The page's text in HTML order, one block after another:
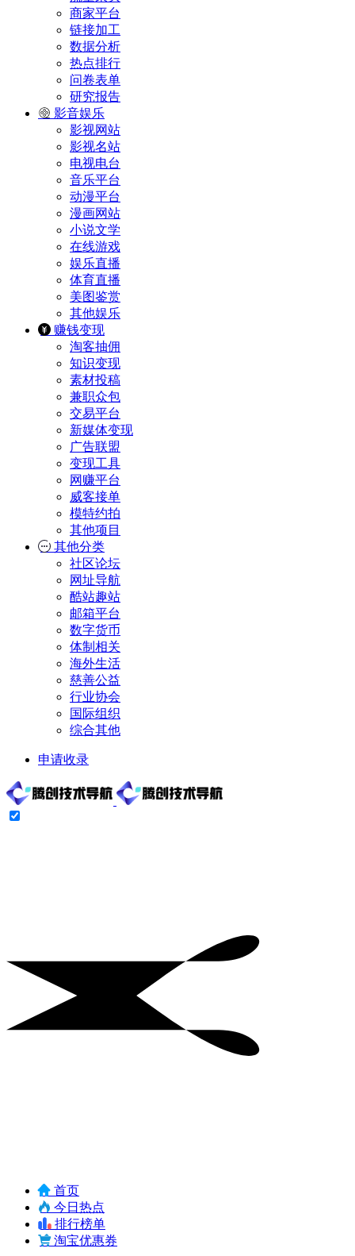
商家平台
链接加工
数据分析
热点排行
问卷表单
研究报告
影音娱乐
影视网站
影视名站
电视电台
音乐平台
动漫平台
漫画网站
小说文学
在线游戏
娱乐直播
体育直播
美图鉴赏
其他娱乐
赚钱变现
淘客抽佣
知识变现
素材投稿
兼职众包
交易平台
新媒体变现
广告联盟
变现工具
网赚平台
威客接单
模特约拍
其他项目
其他分类
社区论坛
网址导航
酷站趣站
邮箱平台
数字货币
体制相关
海外生活
慈善公益
行业协会
国际组织
综合其他
申请收录
首页
今日热点
排行榜单
淘宝优惠券